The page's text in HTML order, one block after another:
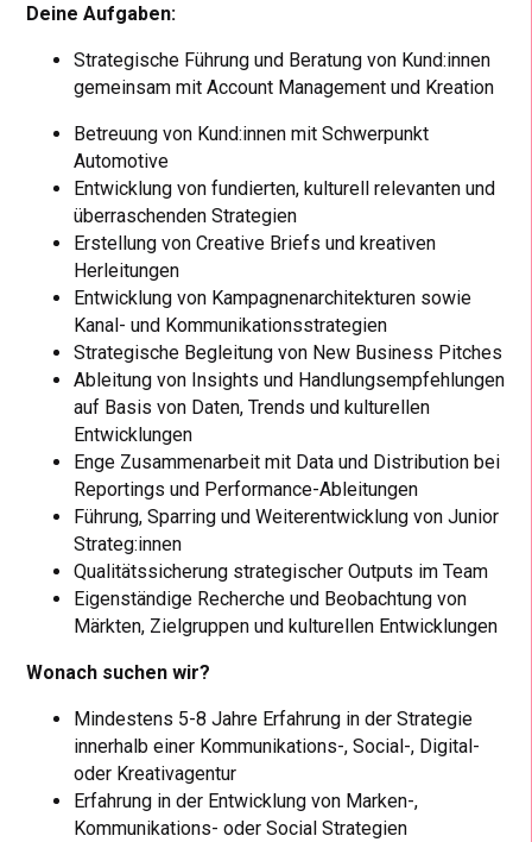
Deine Aufgaben:
Strategische Führung und Beratung von Kund:innen
gemeinsam mit Account Management und Kreation
Betreuung von Kund:innen mit Schwerpunkt
Automotive
Entwicklung von fundierten, kulturell relevanten und
überraschenden Strategien
Erstellung von Creative Briefs und kreativen
Herleitungen
Entwicklung von Kampagnenarchitekturen sowie
Kanal- und Kommunikationsstrategien
Strategische Begleitung von New Business Pitches
Ableitung von Insights und Handlungsempfehlungen
auf Basis von Daten, Trends und kulturellen
Entwicklungen
Enge Zusammenarbeit mit Data und Distribution bei
Reportings und Performance-Ableitungen
Führung, Sparring und Weiterentwicklung von Junior
Strateg:innen
Qualitätssicherung strategischer Outputs im Team
Eigenständige Recherche und Beobachtung von
Märkten, Zielgruppen und kulturellen Entwicklungen
Wonach suchen wir?
Mindestens 5-8 Jahre Erfahrung in der Strategie
innerhalb einer Kommunikations-, Social-, Digital-
oder Kreativagentur
Erfahrung in der Entwicklung von Marken-,
Kommunikations- oder Social Strategien